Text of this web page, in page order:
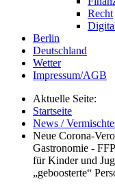
Recht
Berlin
Deutschland
Wetter
Impressum/AGB
Aktuelle Seite:
Startseite
News /
Neue Corona-
Gastronomie -
für Kinder und
„geboosterte“